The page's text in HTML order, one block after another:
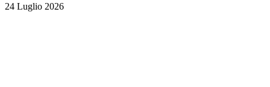
24 Luglio 2026